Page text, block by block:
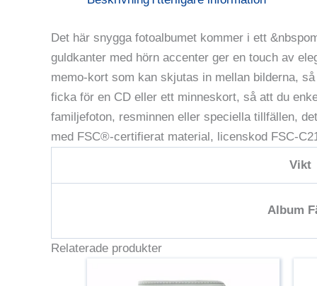
Det här snygga fotoalbumet kommer i ett
guldkanter med hörn accenter ger en touch av
memo-kort som kan skjutas in mellan bilderna,
ficka för en CD eller ett minneskort, så att du
familjefoton, resminnen eller speciella tillfällen,
med FSC®-certifierat material, licenskod FSC-
Vikt
Album
Relaterade produkter